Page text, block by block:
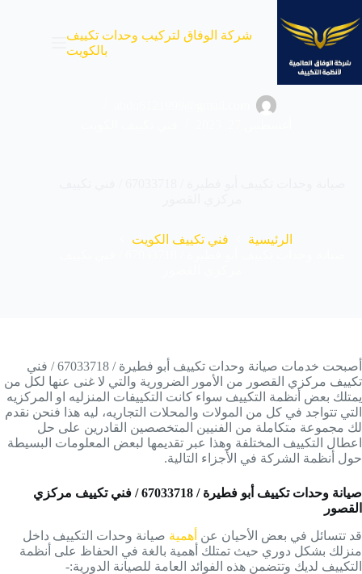
إلى
المحتوى
شركة الوفاق لتركيب وحدات تكييف
بالكويت
الرئيسية
فني تكييف الكويت
أصبحت خدمات صيانة وحدات تكييف أبو فطيرة / 67033718 / فني
تكييف مركزي القصور من الأمور الضرورية والتي لا غنى عنها لكل من
يمتلك بعض أنظمة التكييف سواء كانت التكييفات المنزليه او المركزيه
التي تتواجد في كل من المولات والمحلات التجاريه، ليه هذا فنحن نقدم
لك مجموعة متكاملة من الفنيين المتخصصين القادرين على حل
اعطال التكييف المختلفة وهذا عبر تقديمها لبعض المعلومات البسيطة
حول أنظمة الشركة في الأجزاء التالية.
صيانة وحدات تكييف أبو فطيرة / 67033718 / فني تكييف مركزي
القصور
قد تتسائل في بعض الأحيان عن أهمية صيانة وحدات التكييف داخل
منزلك بشكل دوري حيث تمتلك أهمية بالغة في الحفاظ على أنظمة
التكييف لديك وتتضمن هذه الفوائد العامة للصيانة الدورية:-